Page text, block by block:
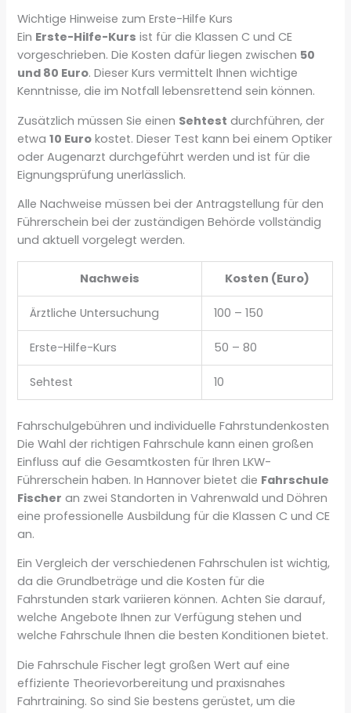
Wichtige Hinweise zum Erste-Hilfe Kurs
Ein Erste-Hilfe-Kurs ist für die Klassen C und CE
vorgeschrieben. Die Kosten dafür liegen zwischen 50
und 80 Euro. Dieser Kurs vermittelt Ihnen wichtige
Kenntnisse, die im Notfall lebensrettend sein können.
Zusätzlich müssen Sie einen Sehtest durchführen, der
etwa10 Euro kostet. Dieser Test kann bei einem Optiker
oder Augenarzt durchgeführt werden und ist für die
Eignungsprüfung unerlässlich.
Alle Nachweise müssen bei der Antragstellung für den
Führerschein bei der zuständigen Behörde vollständig
und aktuell vorgelegt werden.
Nachweis Kosten (Euro)
Ärztliche Untersuchung 100 – 150
Erste-Hilfe-Kurs 50 – 80
Sehtest 10
Fahrschulgebühren und individuelle Fahrstundenkosten
Die Wahl der richtigen Fahrschule kann einen großen
Einfluss auf die Gesamtkosten für Ihren LKW-
Führerschein haben. In Hannover bietet die Fahrschule
Fischer an zwei Standorten in Vahrenwald und Döhren
eine professionelle Ausbildung für die Klassen C und CE
an.
Ein Vergleich der verschiedenen Fahrschulen ist wichtig,
da die Grundbeträge und die Kosten für die
Fahrstunden stark variieren können. Achten Sie darauf,
welche Angebote Ihnen zur Verfügung stehen und
welche Fahrschule Ihnen die besten Konditionen bietet.
Die Fahrschule Fischer legt großen Wert auf eine
effiziente Theorievorbereitung und praxisnahes
Fahrtraining. So sind Sie bestens gerüstet, um die